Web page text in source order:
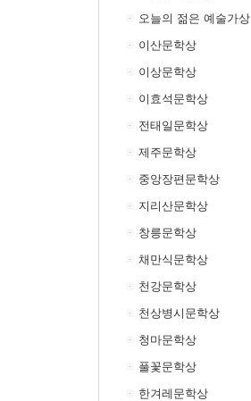
오늘의 젊은 예술가상
이산문학상
이상문학상
이효석문학상
전태일문학상
제주문학상
중앙장편문학상
지리산문학상
창릉문학상
채만식문학상
천강문학상
천상병시문학상
청마문학상
풀꽃문학상
한겨레문학상